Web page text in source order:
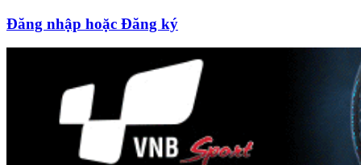
Đăng nhập hoặc Đăng ký